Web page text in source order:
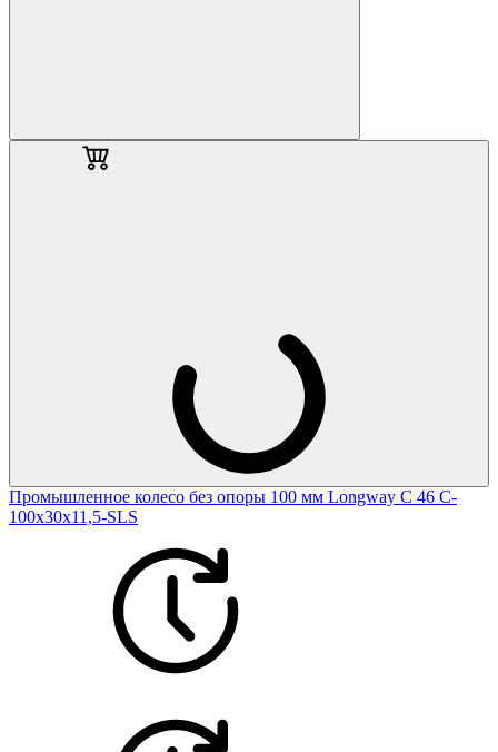
Промышленное колесо без опоры 100 мм Longway С 46 C-
100х30х11,5-SLS